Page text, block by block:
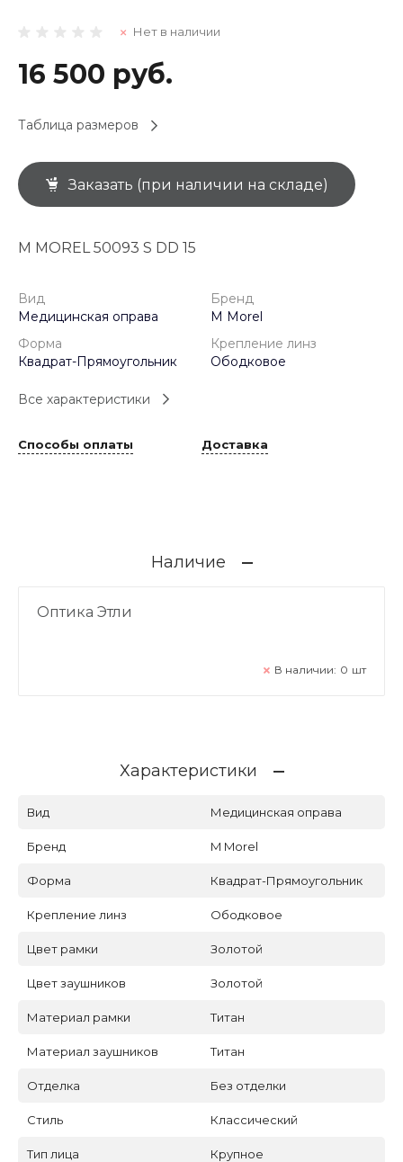
Нет в наличии
16 500 руб.
Таблица размеров
Заказать (при наличии на складе)
M MOREL 50093 S DD 15
Вид
Медицинская оправа
Бренд
M Morel
Форма
Квадрат-Прямоугольник
Крепление линз
Ободковое
Все характеристики
Способы оплаты Доставка
Наличие
Оптика Этли
В наличии: 0 шт
Характеристики
Вид Медицинская оправа
Бренд M Morel
Форма Квадрат-Прямоугольник
Крепление линз Ободковое
Цвет рамки Золотой
Цвет заушников Золотой
Материал рамки Титан
Материал заушников Титан
Отделка Без отделки
Стиль Классический
Тип лица Крупное